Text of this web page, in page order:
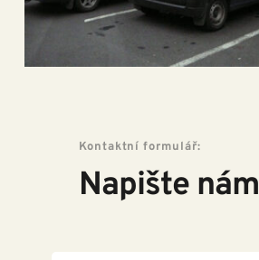
Kontaktní formulář:
Napište nám